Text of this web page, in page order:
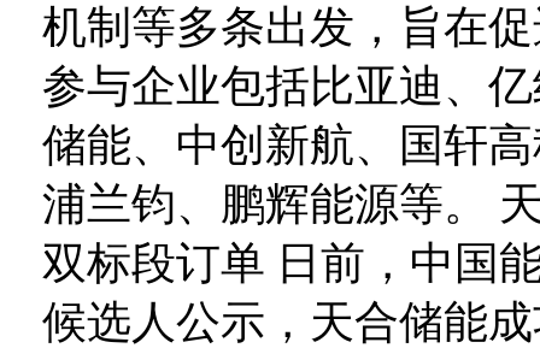
机制等多条出发，旨在
参与企业包括比亚迪、
储能、中创新航、国轩
浦兰钧、鹏辉能源等。
双标段订单 日前，中国
候选人公示，天合储能